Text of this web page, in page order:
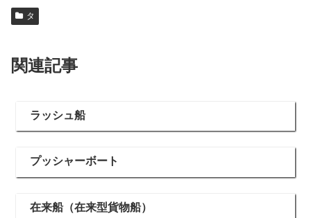
タ
関連記事
ラッシュ船
プッシャーボート
在来船（在来型貨物船）